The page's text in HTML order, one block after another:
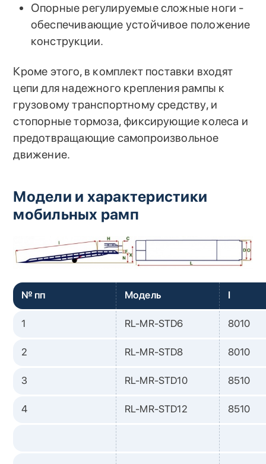
Опорные регулируемые сложные ноги -
обеспечивающие устойчивое положение
конструкции.
Кроме этого, в комплект поставки входят
цепи для надежного крепления рампы к
грузовому транспортному средству, и
стопорные тормоза, фиксирующие колеса и
предотвращающие самопроизвольное
движение.
Модели и характеристики
мобильных рамп
№ пп Модель I
1 RL-MR-STD6 8010
2 RL-MR-STD8 8010
3 RL-MR-STD10 8510
4 RL-MR-STD12 8510